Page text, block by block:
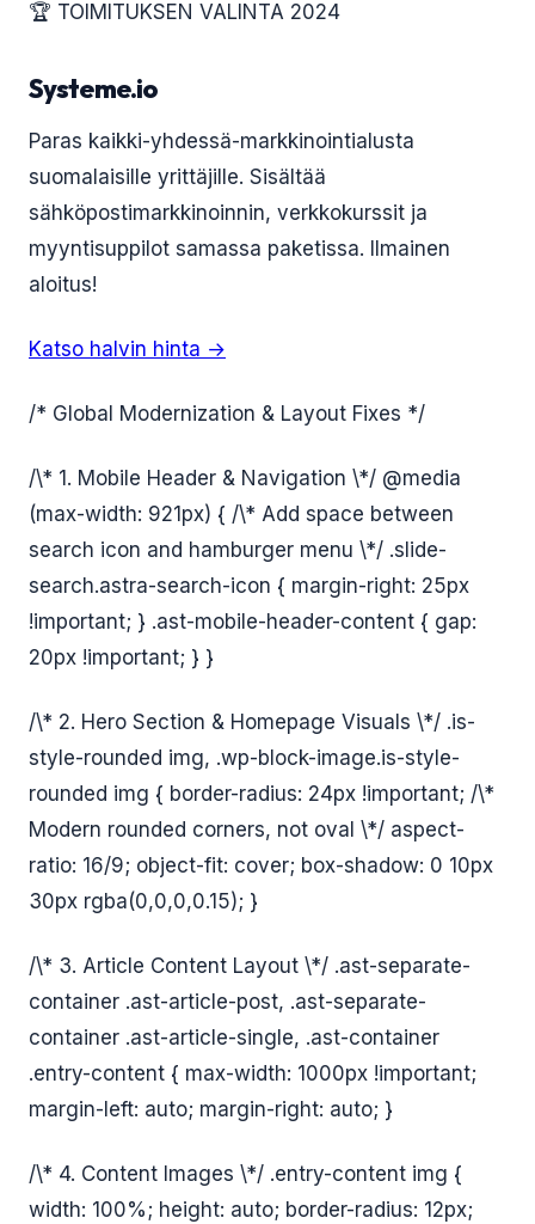
🏆 TOIMITUKSEN VALINTA 2024
Systeme.io
Paras kaikki-yhdessä-markkinointialusta
suomalaisille yrittäjille. Sisältää
sähköpostimarkkinoinnin, verkkokurssit ja
myyntisuppilot samassa paketissa. Ilmainen
aloitus!
Katso halvin hinta →
/* Global Modernization & Layout Fixes */
/\* 1. Mobile Header & Navigation \*/ @media
(max-width: 921px) { /\* Add space between
search icon and hamburger menu \*/ .slide-
search.astra-search-icon { margin-right: 25px
!important; } .ast-mobile-header-content { gap:
20px !important; } }
/\* 2. Hero Section & Homepage Visuals \*/ .is-
style-rounded img, .wp-block-image.is-style-
rounded img { border-radius: 24px !important; /\*
Modern rounded corners, not oval \*/ aspect-
ratio: 16/9; object-fit: cover; box-shadow: 0 10px
30px rgba(0,0,0,0.15); }
/\* 3. Article Content Layout \*/ .ast-separate-
container .ast-article-post, .ast-separate-
container .ast-article-single, .ast-container
.entry-content { max-width: 1000px !important;
margin-left: auto; margin-right: auto; }
/\* 4. Content Images \*/ .entry-content img {
width: 100%; height: auto; border-radius: 12px;